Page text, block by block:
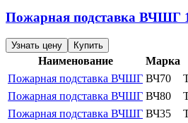
Пожарная подставка ВЧШГ
Узнать цену Купить
Наименование Марка
Пожарная подставка ВЧШГ ВЧ70
Пожарная подставка ВЧШГ ВЧ80
Пожарная подставка ВЧШГ ВЧ35